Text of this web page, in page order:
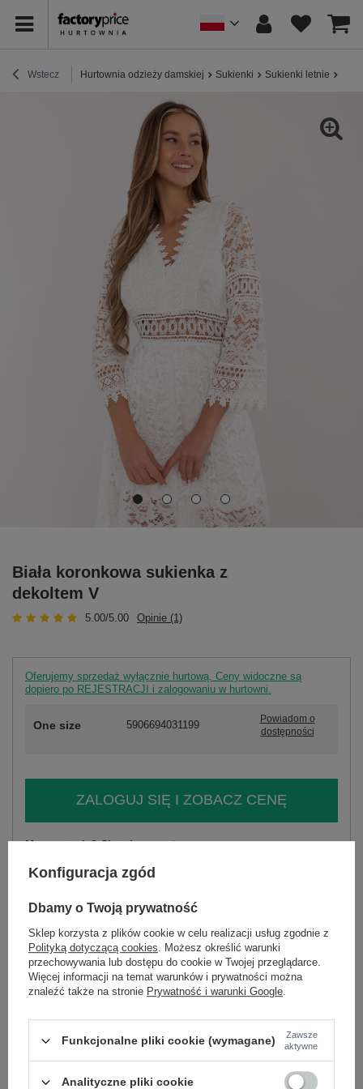
Wstecz Hurtownia odzieży damskiej Sukienki Sukienki letnie
Biała koronkowa sukienka z
dekoltem V
5.00/5.00 Opinie (1)
Oferujemy sprzedaż wyłącznie hurtową. Ceny widoczne są
dopiero po REJESTRACJI i zalogowaniu w hurtowni.
One size 5906694031199
Powiadom o
dostępności
ZALOGUJ SIĘ I ZOBACZ CENĘ
Masz pytanie? Chętnie pomożemy.
Zadzwoń
+48 601 547 740
skład materiału : 95% poliester, 5% elastan
Kod produktu
MI-SK-4831.03
Marka
ITALY MODA
typ produktu
sukienka koktajlowa sukienka boho
fason
sukienka rozkloszowana
okazja
wizytowe
sukienka na sylwestra
wzór
ażurowy
Konfiguracja zgód
Dbamy o Twoją prywatność
Sklep korzysta z plików cookie w celu realizacji usług zgodnie z
Polityką dotyczącą cookies. Możesz określić warunki
przechowywania lub dostępu do cookie w Twojej przeglądarce.
Więcej informacji na temat warunków i prywatności można
znaleźć także na stronie Prywatność i warunki Google.
Funkcjonalne pliki cookie (wymagane)
Zawsze
aktywne
Analityczne pliki cookie